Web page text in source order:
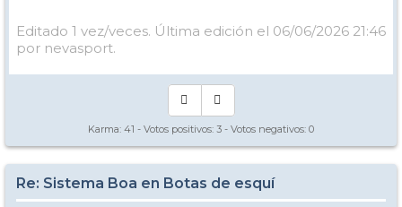
Editado 1 vez/veces. Última edición el 06/06/2026 21:46
por nevasport.
Karma: 41 - Votos positivos: 3 - Votos negativos: 0
Re: Sistema Boa en Botas de esquí